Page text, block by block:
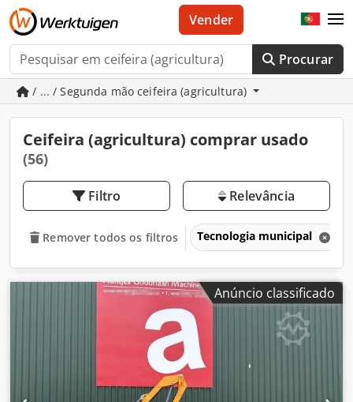
Procurar
Vender
/ ... / Segunda mão ceifeira (agricultura)
Ceifeira (agricultura) comprar usado
(56)
Filtro Relevância
Remover todos os filtros Tecnologia municipal
Anúncio classificado